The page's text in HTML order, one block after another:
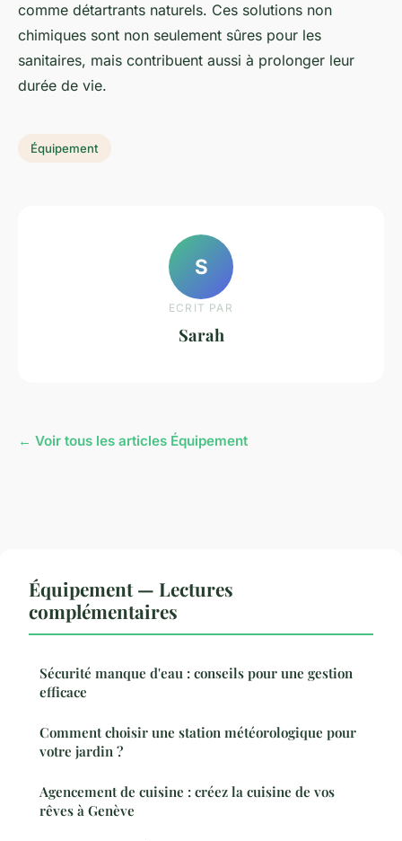
comme détartrants naturels. Ces solutions non
chimiques sont non seulement sûres pour les
sanitaires, mais contribuent aussi à prolonger leur
durée de vie.
Équipement
S
ECRIT PAR
Sarah
← Voir tous les articles Équipement
Équipement — Lectures
complémentaires
Sécurité manque d'eau : conseils pour une gestion
efficace
Comment choisir une station météorologique pour
votre jardin ?
Agencement de cuisine : créez la cuisine de vos
rêves à Genève